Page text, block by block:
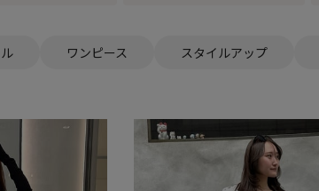
ワンピース スタイルアップ